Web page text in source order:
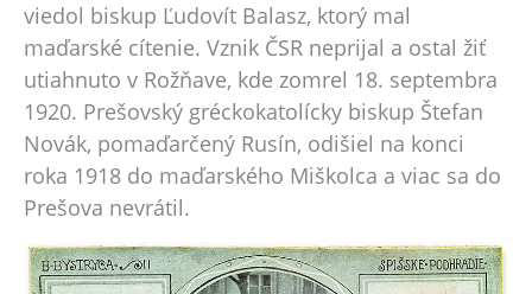
viedol biskup Ľudovít Balasz, ktorý mal
maďarské cítenie. Vznik ČSR neprijal a ostal žiť
utiahnuto v Rožňave, kde zomrel 18. septembra
1920. Prešovský gréckokatolícky biskup Štefan
Novák, pomaďarčený Rusín, odišiel na konci
roka 1918 do maďarského Miškolca a viac sa do
Prešova nevrátil.